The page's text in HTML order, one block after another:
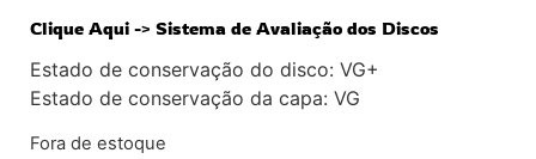
Clique Aqui -> Sistema de Avaliação dos Discos
Estado de conservação do disco: VG+
Estado de conservação da capa: VG
Fora de estoque